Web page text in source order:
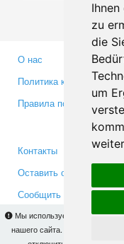
zu
die
um
Мы используем cookies для
нашего сайта. На
О нас
Политика
Правила пользования
Контакты
Оставить отзыв
Сообщить об ошибке